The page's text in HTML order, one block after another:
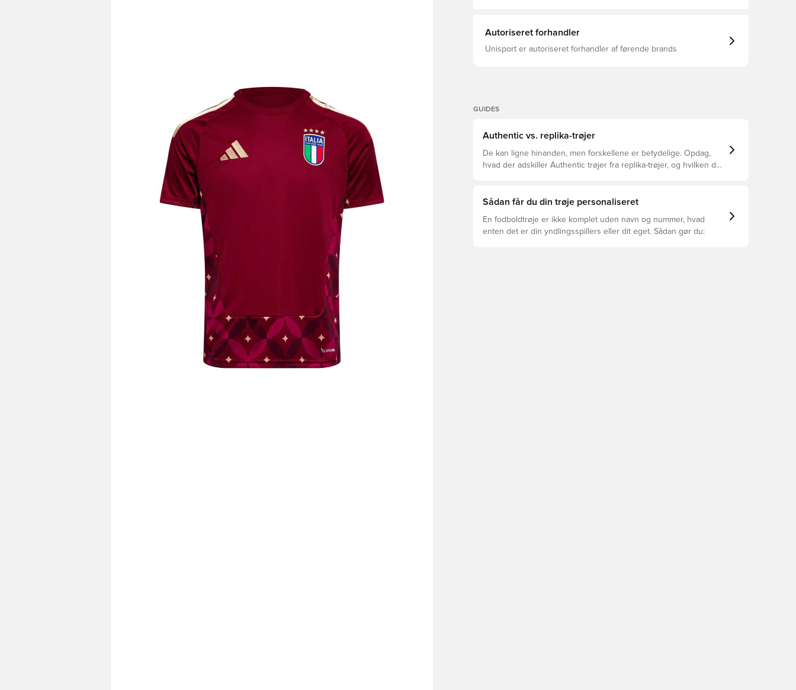
Autoriseret forhandler
Unisport er autoriseret forhandler af førende brands
GUIDES
Authentic vs. replika-trøjer
De kan ligne hinanden, men forskellene er betydelige. Opdag,
hvad der adskiller Authentic trøjer fra replika-trøjer, og hvilken der
Sådan får du din trøje personaliseret
En fodboldtrøje er ikke komplet uden navn og nummer, hvad
enten det er din yndlingsspillers eller dit eget. Sådan gør du: